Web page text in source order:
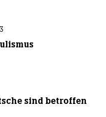
sind betroffen